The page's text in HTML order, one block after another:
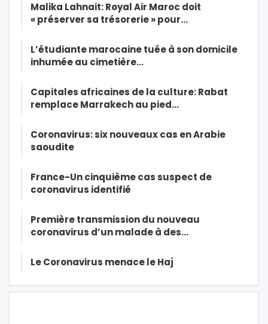
Malika Lahnait: Royal Air Maroc doit
« préserver sa trésorerie » pour…
L’étudiante marocaine tuée à son domicile
inhumée au cimetière…
Capitales africaines de la culture: Rabat
remplace Marrakech au pied…
Coronavirus: six nouveaux cas en Arabie
saoudite
France-Un cinquième cas suspect de
coronavirus identifié
Première transmission du nouveau
coronavirus d’un malade à des…
Le Coronavirus menace le Haj